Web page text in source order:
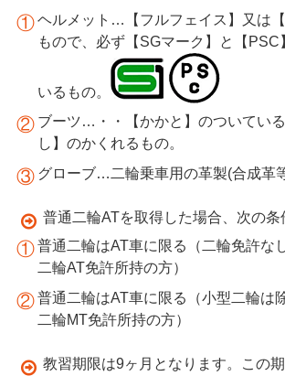
ヘルメット…【フルフェイス】又は
もので、必ず【SGマーク】と【PSC
いるもの。
ブーツ…・・【かかと】のついてい
し】のかくれるもの。
グローブ…二輪乗車用の革製(合成革
普通二輪ATを取得した場合、次の条
普通二輪はAT車に限る（二輪免許な
二輪AT免許所持の方）
普通二輪はAT車に限る（小型二輪は
二輪MT免許所持の方）
教習期限は9ヶ月となります。この